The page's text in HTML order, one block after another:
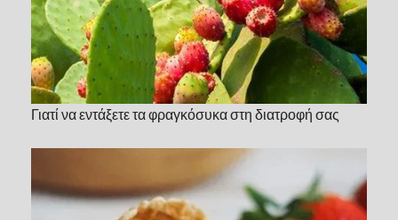
Γιατί να εντάξετε τα φραγκόσυκα στη διατροφή σας